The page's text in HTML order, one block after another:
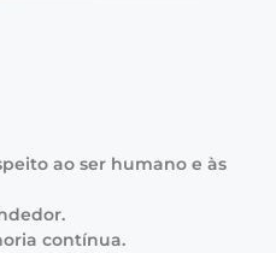
ao ser humano e às
contínua.